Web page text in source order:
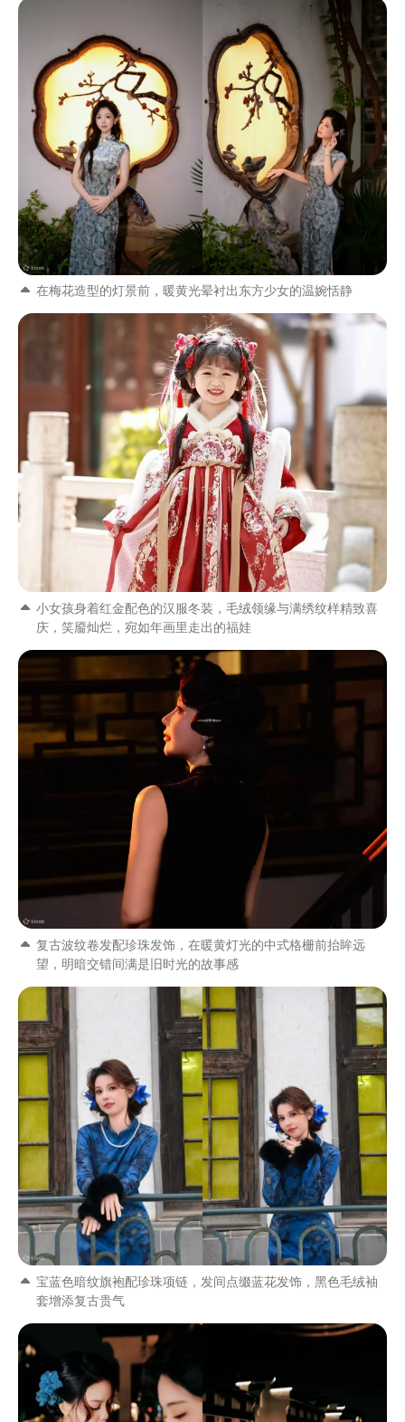
在梅花造型的灯景前，暖黄光晕衬出东方少女的温婉恬静
小女孩身着红金配色的汉服冬装，毛绒领缘与满绣纹样精致喜
庆，笑靥灿烂，宛如年画里走出的福娃
复古波纹卷发配珍珠发饰，在暖黄灯光的中式格栅前抬眸远
望，明暗交错间满是旧时光的故事感
宝蓝色暗纹旗袍配珍珠项链，发间点缀蓝花发饰，黑色毛绒袖
套增添复古贵气